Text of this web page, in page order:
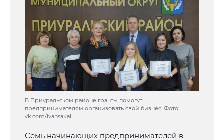
В Приуральском районе гранты помогут
предпринимателям организовать свой бизнес. Фото:
vk.com/ivansakal
Семь начинающих предпринимателей в